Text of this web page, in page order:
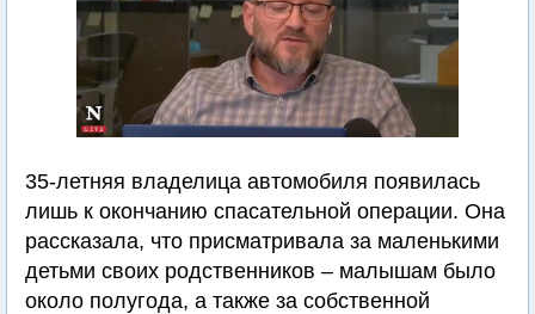
35-летняя владелица автомобиля появилась
лишь к окончанию спасательной операции. Она
рассказала, что присматривала за маленькими
детьми своих родственников – малышам было
около полугода, а также за собственной